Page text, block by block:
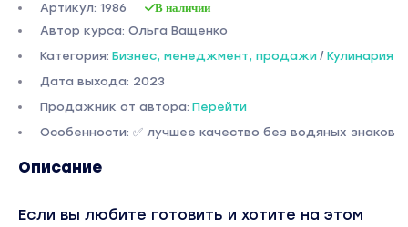
Артикул: 1986 В наличии
Автор курса: Ольга Ващенко
Категория: Бизнес, менеджмент, продажи / Кулинария
Дата выхода: 2023
Продажник от автора: Перейти
Особенности: ✅ лучшее качество без водяных знаков
Описание
Если вы любите готовить и хотите на этом